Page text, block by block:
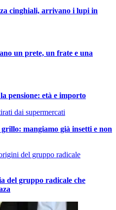
cinghiali, arrivano i lupi in
un prete, un frate e una
pensione: età e importo
mangiamo già insetti e non
del gruppo radicale che